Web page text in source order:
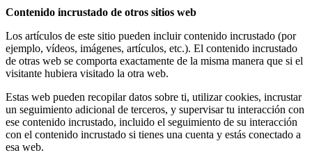
Contenido incrustado de otros sitios web
Los artículos de este sitio pueden incluir contenido incrustado (por
ejemplo, vídeos, imágenes, artículos, etc.). El contenido incrustado
de otras web se comporta exactamente de la misma manera que si el
visitante hubiera visitado la otra web.
Estas web pueden recopilar datos sobre ti, utilizar cookies, incrustar
un seguimiento adicional de terceros, y supervisar tu interacción con
ese contenido incrustado, incluido el seguimiento de su interacción
con el contenido incrustado si tienes una cuenta y estás conectado a
esa web.